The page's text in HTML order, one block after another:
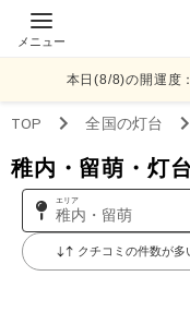
メニュー
本日(8/8)の開運度：
TOP 全国の灯台
稚内・留萌・灯
エリア
稚内・留萌
クチコミの件数が多